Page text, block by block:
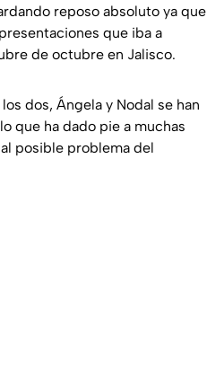
reposo absoluto ya que
que iba a
de octubre en Jalisco.
dos, Ángela y Nodal se han
que ha dado pie a muchas
posible problema del